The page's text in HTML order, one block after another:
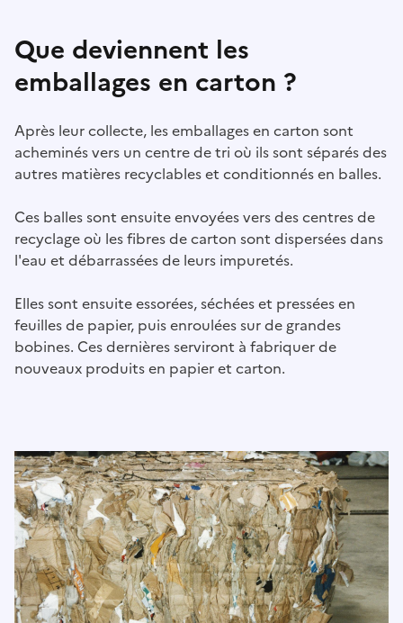
Que deviennent les
emballages en carton ?
Après leur collecte, les emballages en carton sont
acheminés vers un centre de tri où ils sont séparés des
autres matières recyclables et conditionnés en balles.
Ces balles sont ensuite envoyées vers des centres de
recyclage où les fibres de carton sont dispersées dans
l'eau et débarrassées de leurs impuretés.
Elles sont ensuite essorées, séchées et pressées en
feuilles de papier, puis enroulées sur de grandes
bobines. Ces dernières serviront à fabriquer de
nouveaux produits en papier et carton.